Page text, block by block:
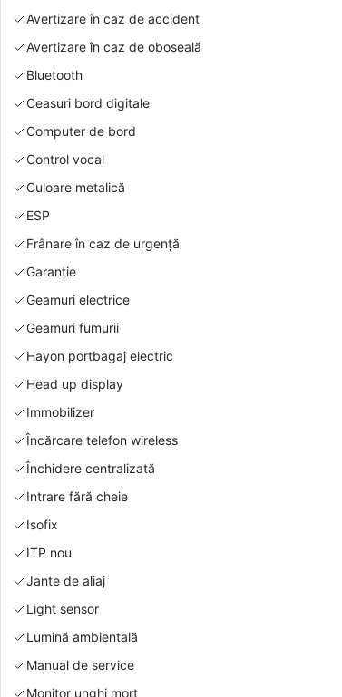
Avertizare în caz de accident
Avertizare în caz de oboseală
Bluetooth
Ceasuri bord digitale
Computer de bord
Control vocal
Culoare metalică
ESP
Frânare în caz de urgență
Garanție
Geamuri electrice
Geamuri fumurii
Hayon portbagaj electric
Head up display
Immobilizer
Încărcare telefon wireless
Închidere centralizată
Intrare fără cheie
Isofix
ITP nou
Jante de aliaj
Light sensor
Lumină ambientală
Manual de service
Monitor unghi mort